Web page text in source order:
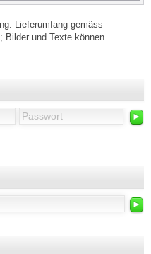
►
►
Lieferumfang gemäss
Bilder und Texte können